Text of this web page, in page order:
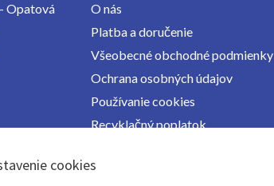
cookies
Opatová
O nás
Platba a doručenie
Všeobecné obchodné podmienky
Ochrana osobných údajov
Používanie cookies
Recyklačný poplatok